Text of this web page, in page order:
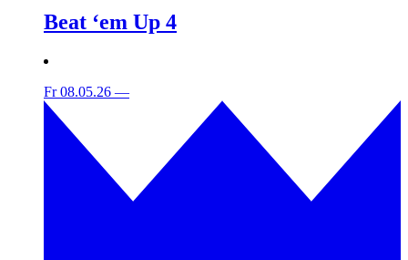
Beat ‘em Up 4
Fr 08.05.26 —